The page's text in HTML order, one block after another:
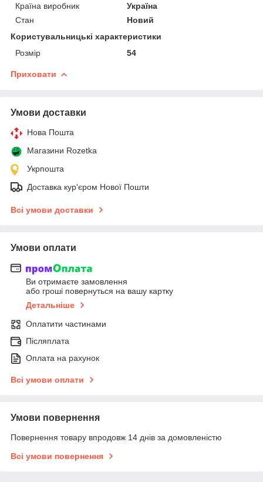
Країна виробник
Україна
Стан
Новий
Користувальницькі характеристики
Розмір
54
Приховати
Умови доставки
Нова Пошта
Магазини Rozetka
Укрпошта
Доставка кур'єром Нової Пошти
Всі умови доставки
Умови оплати
Ви отримаєте замовлення
або гроші повернуться на вашу картку
Детальніше
Оплатити частинами
Післяплата
Оплата на рахунок
Всі умови оплати
Умови повернення
Повернення товару впродовж 14 днів за домовленістю
Всі умови повернення